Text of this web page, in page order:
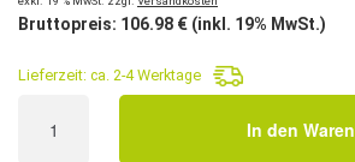
Bruttopreis: 106.98 € (inkl. 19% MwSt.)
Lieferzeit: ca. 2-4 Werktage
Tischgestell
In den